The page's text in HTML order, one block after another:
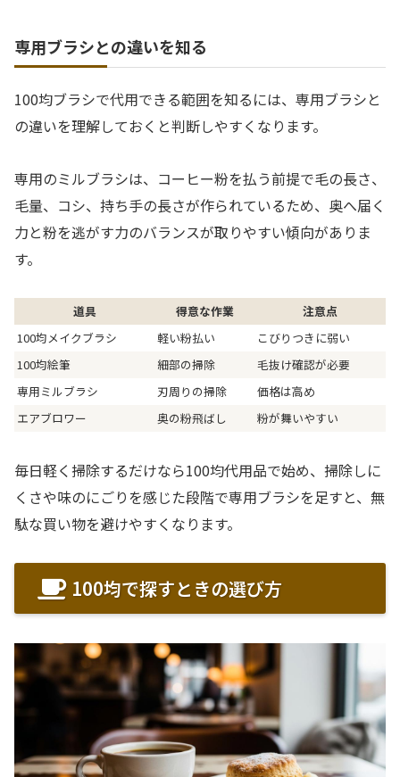
専用ブラシとの違いを知る
100均ブラシで代用できる範囲を知るには、専用ブラシと
の違いを理解しておくと判断しやすくなります。
専用のミルブラシは、コーヒー粉を払う前提で毛の長さ、
毛量、コシ、持ち手の長さが作られているため、奥へ届く
力と粉を逃がす力のバランスが取りやすい傾向がありま
す。
道具 得意な作業
注意点
100均メイクブラシ
軽い粉払い
こびりつきに弱い
100均絵筆
細部の掃除
毛抜け確認が必要
専用ミルブラシ
刃周りの掃除
価格は高め
エアブロワー
奥の粉飛ばし 粉が舞いやすい
毎日軽く掃除するだけなら100均代用品で始め、掃除しに
くさや味のにごりを感じた段階で専用ブラシを足すと、無
駄な買い物を避けやすくなります。
100均で探すときの選び方